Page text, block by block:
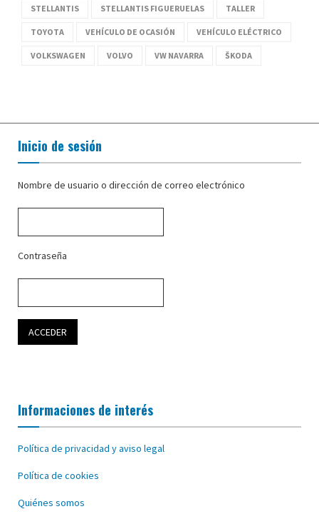
STELLANTIS STELLANTIS FIGUERUELAS TALLER
TOYOTA VEHÍCULO DE OCASIÓN VEHÍCULO ELÉCTRICO
VOLKSWAGEN VOLVO VW NAVARRA ŠKODA
Inicio de sesión
Nombre de usuario o dirección de correo electrónico
Contraseña
Informaciones de interés
Política de privacidad y aviso legal
Política de cookies
Quiénes somos